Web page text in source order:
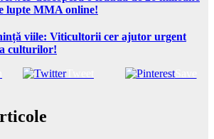
lupte MMA online!
viile: Viticultorii cer ajutor urgent
culturilor!
Tweet Save